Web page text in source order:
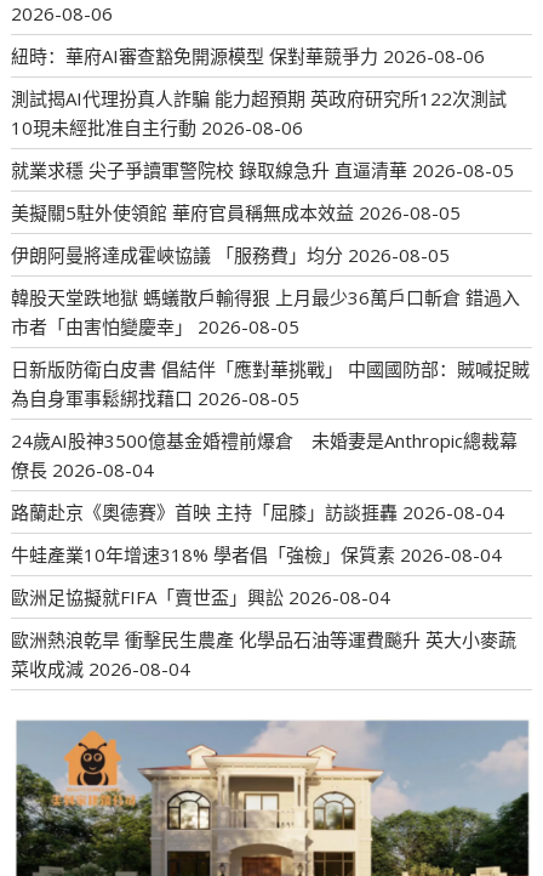
2026-08-06
紐時：華府AI審查豁免開源模型 保對華競爭力 2026-08-06
測試揭AI代理扮真人詐騙 能力超預期 英政府研究所122次測試
10現未經批准自主行動 2026-08-06
就業求穩 尖子爭讀軍警院校 錄取線急升 直逼清華 2026-08-05
美擬關5駐外使領館 華府官員稱無成本效益 2026-08-05
伊朗阿曼將達成霍峽協議 「服務費」均分 2026-08-05
韓股天堂跌地獄 螞蟻散戶輸得狠 上月最少36萬戶口斬倉 錯過入
市者「由害怕變慶幸」
2026-08-05
日新版防衛白皮書 倡結伴「應對華挑戰」 中國國防部：賊喊捉賊
為自身軍事鬆綁找藉口 2026-08-05
24歲AI股神3500億基金婚禮前爆倉 未婚妻是Anthropic總裁幕
僚長 2026-08-04
路蘭赴京《奧德賽》首映 主持「屈膝」訪談捱轟 2026-08-04
牛蛙產業10年增速318% 學者倡「強檢」保質素 2026-08-04
歐洲足協擬就FIFA「賣世盃」興訟 2026-08-04
歐洲熱浪乾旱 衝擊民生農產 化學品石油等運費飈升 英大小麥蔬
菜收成減 2026-08-04